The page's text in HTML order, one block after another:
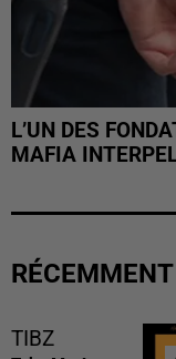
L’UN DES
MAFIA
TIBZ